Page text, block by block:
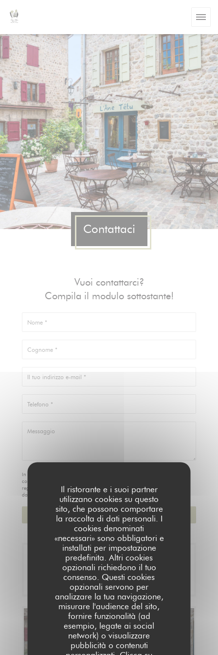
Il ristorante e i suoi partner
utilizzano cookies su questo
sito, che possono comportare
la raccolta di dati personali. I
cookies denominati
«necessari» sono obbligatori e
installati per impostazione
predefinita. Altri cookies
opzionali richiedono il tuo
consenso. Questi cookies
opzionali servono per
analizzare la tua navigazione,
misurare l'audience del sito,
fornire funzionalità (ad
esempio, legate ai social
network) o visualizzare
pubblicità o contenuti
Contattaci
Vuoi contattarci?
Compila il modulo sottostante!
In conformità al Codice del Consumo, hai il diritto di opporti alle chiamate
commerciali iscrivendoti al Registro Pubblico delle Opposizioni:
registrodelleopposizioni.it. Per maggiori informazioni sul trattamento dei tuoi
dati, consulta la nostra
informativa sulla privacy
Prenotazione
PRENOTA
Menu
SCOPRI LA NOSTRA CARTA